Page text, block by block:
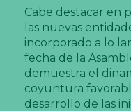
Cabe destacar en
las nuevas
incorporado a lo
fecha de la
demuestra el
coyuntura
desarrollo de las